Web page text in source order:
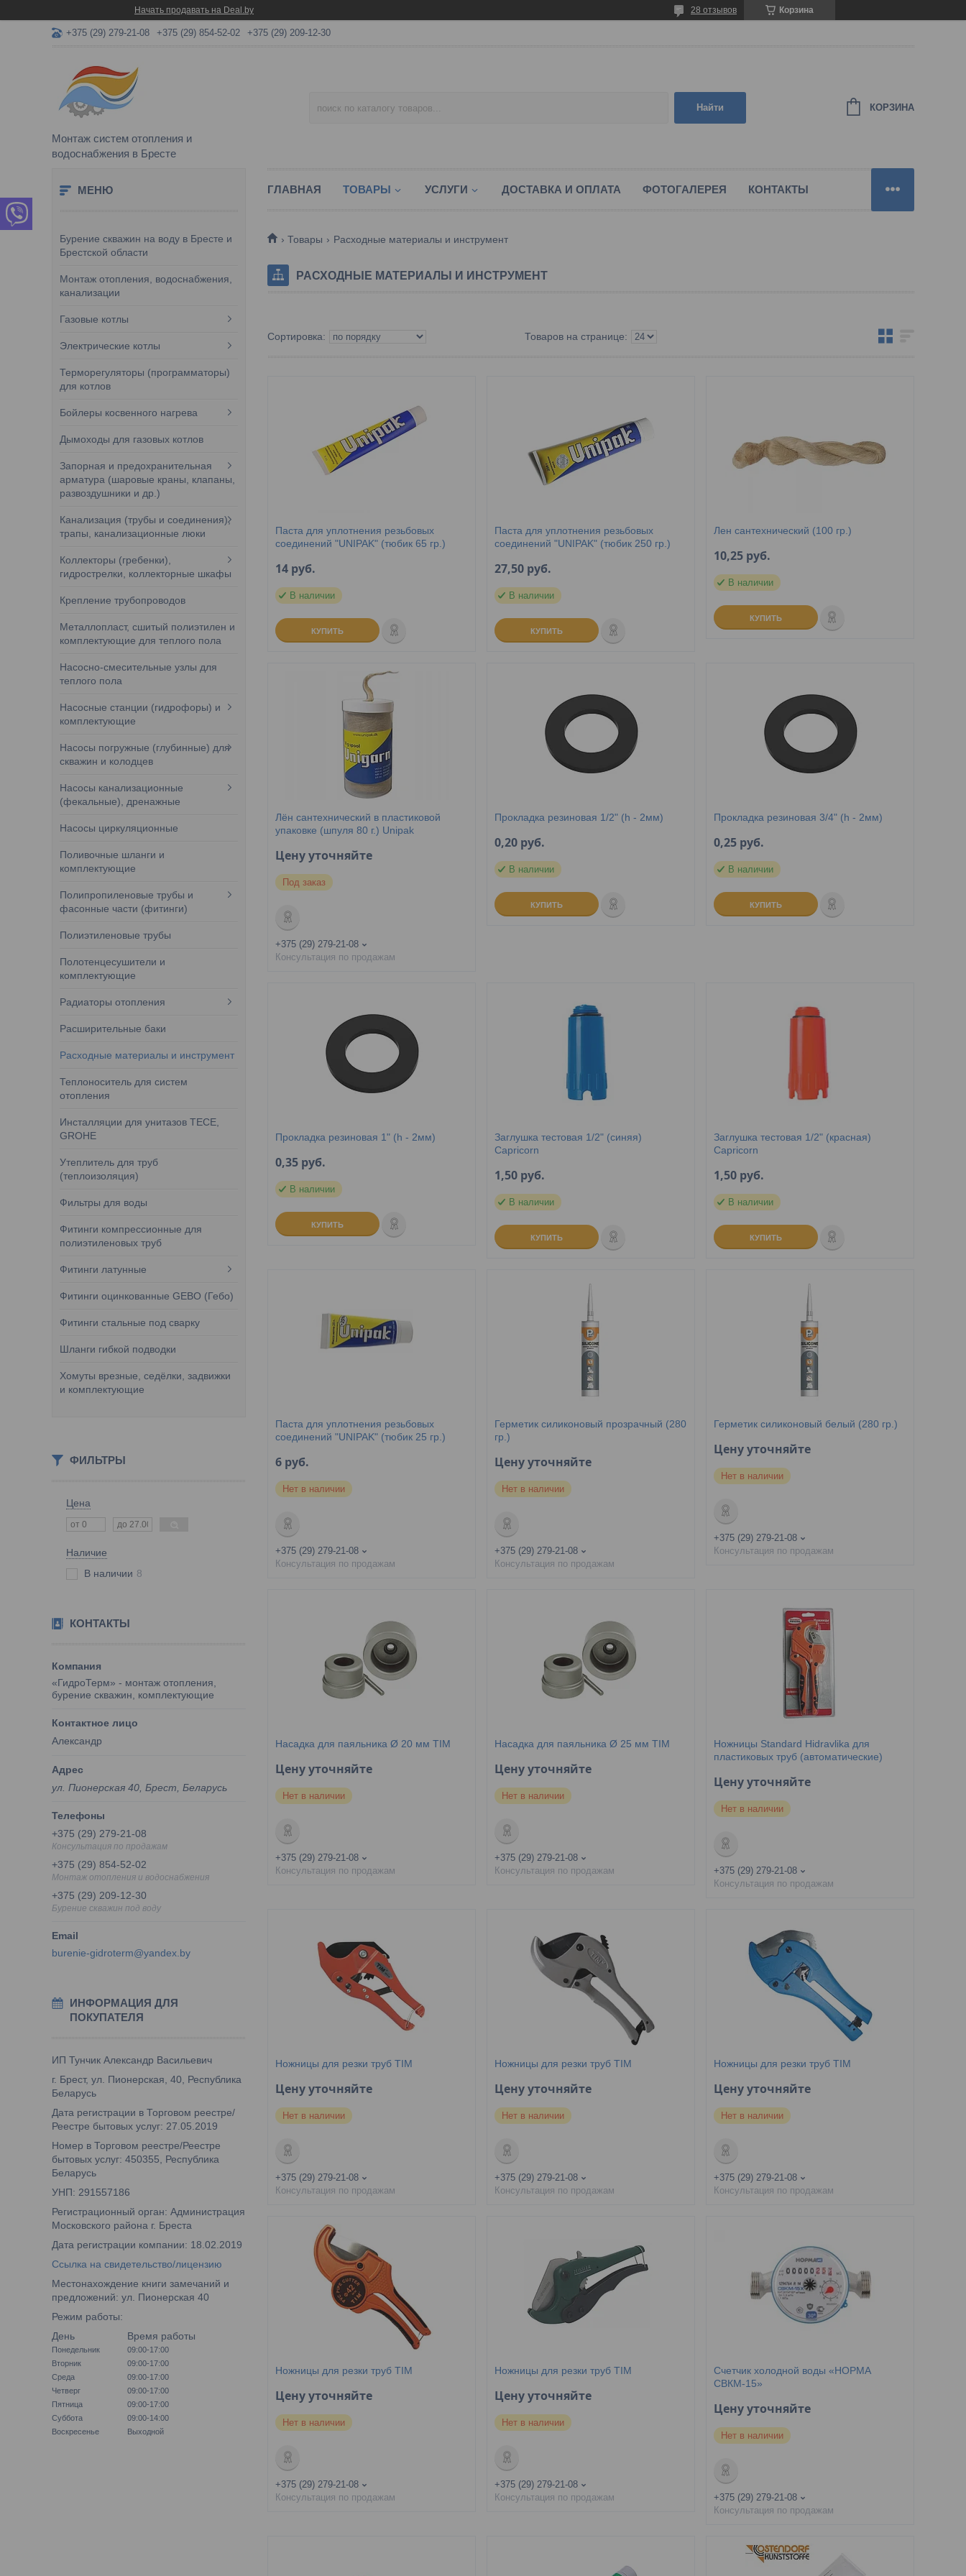
Начать продавать на Deal.by Корзина
28 отзывов
+375 (29) 279-21-08 +375 (29) 854-52-02 +375 (29) 209-12-30
Монтаж систем отопления и
водоснабжения в Бресте
Найти КОРЗИНА
Бурение скважин на воду в Бресте и
Брестской области
Монтаж отопления, водоснабжения,
канализации
Газовые котлы
Электрические котлы
Терморегуляторы (программаторы)
для котлов
Бойлеры косвенного нагрева
Дымоходы для газовых котлов
Запорная и предохранительная
арматура (шаровые краны, клапаны,
развоздушники и др.)
Канализация (трубы и соединения),
трапы, канализационные люки
Коллекторы (гребенки),
гидрострелки, коллекторные шкафы
Крепление трубопроводов
Металлопласт, сшитый полиэтилен и
комплектующие для теплого пола
Насосно-смесительные узлы для
теплого пола
Насосные станции (гидрофоры) и
комплектующие
Насосы погружные (глубинные) для
скважин и колодцев
Насосы канализационные
(фекальные), дренажные
Насосы циркуляционные
Поливочные шланги и
комплектующие
Полипропиленовые трубы и
фасонные части (фитинги)
Полиэтиленовые трубы
Полотенцесушители и
комплектующие
Радиаторы отопления
Расширительные баки
Расходные материалы и инструмент
Теплоноситель для систем
отопления
Инсталляции для унитазов TECE,
GROHE
Утеплитель для труб
(теплоизоляция)
Фильтры для воды
Фитинги компрессионные для
полиэтиленовых труб
Фитинги латунные
Фитинги оцинкованные GEBO (Гебо)
Фитинги стальные под сварку
Шланги гибкой подводки
Хомуты врезные, седёлки, задвижки
и комплектующие
ФИЛЬТРЫ
Цена
Наличие
В наличии 8
КОНТАКТЫ
«ГидроТерм» - монтаж отопления,
бурение скважин, комплектующие
Александр
ул. Пионерская 40, Брест, Беларусь
+375 (29) 279-21-08
Консультация по продажам
+375 (29) 854-52-02
Монтаж отопления и водоснабжения
+375 (29) 209-12-30
Бурение скважин под воду
burenie-gidroterm@yandex.by
ИНФОРМАЦИЯ ДЛЯ
ПОКУПАТЕЛЯ
ИП Тунчик Александр Васильевич
г. Брест, ул. Пионерская, 40, Республика
Беларусь
Дата регистрации в Торговом реестре/
Реестре бытовых услуг: 27.05.2019
Номер в Торговом реестре/Реестре
бытовых услуг: 450355, Республика
Беларусь
УНП: 291557186
Регистрационный орган: Администрация
Московского района г. Бреста
Дата регистрации компании: 18.02.2019
Ссылка на свидетельство/лицензию
Местонахождение книги замечаний и
предложений: ул. Пионерская 40
Режим работы:
День
Время работы
Понедельник
09:00-17:00
Вторник
09:00-17:00
Среда
09:00-17:00
Четверг
09:00-17:00
Пятница
09:00-17:00
Суббота
09:00-14:00
Воскресенье
Выходной
ГЛАВНАЯ ТОВАРЫ УСЛУГИ ДОСТАВКА И ОПЛАТА ФОТОГАЛЕРЕЯ КОНТАКТЫ
Товары Расходные материалы и инструмент
РАСХОДНЫЕ МАТЕРИАЛЫ И ИНСТРУМЕНТ
Паста для уплотнения резьбовых
соединений "UNIPAK" (тюбик 65 гр.)
14 руб.
В наличии
КУПИТЬ
Паста для уплотнения резьбовых
соединений "UNIPAK" (тюбик 250 гр.)
27,50 руб.
В наличии
КУПИТЬ
Лен сантехнический (100 гр.)
10,25 руб.
В наличии
КУПИТЬ
Лён сантехнический в пластиковой
упаковке (шпуля 80 г.) Unipak
Цену уточняйте
Под заказ
+375 (29) 279-21-08
Консультация по продажам
Прокладка резиновая 1/2" (h - 2мм)
0,20 руб.
В наличии
КУПИТЬ
Прокладка резиновая 3/4" (h - 2мм)
0,25 руб.
В наличии
КУПИТЬ
Прокладка резиновая 1" (h - 2мм)
0,35 руб.
В наличии
КУПИТЬ
Заглушка тестовая 1/2" (синяя)
Capricorn
1,50 руб.
В наличии
КУПИТЬ
Заглушка тестовая 1/2" (красная)
Capricorn
1,50 руб.
В наличии
КУПИТЬ
Паста для уплотнения резьбовых
соединений "UNIPAK" (тюбик 25 гр.)
6 руб.
Нет в наличии
+375 (29) 279-21-08
Консультация по продажам
Герметик силиконовый прозрачный (280
гр.)
Цену уточняйте
Нет в наличии
+375 (29) 279-21-08
Консультация по продажам
Герметик силиконовый белый (280 гр.)
Цену уточняйте
Нет в наличии
+375 (29) 279-21-08
Консультация по продажам
Насадка для паяльника Ø 20 мм TIM
Цену уточняйте
Нет в наличии
+375 (29) 279-21-08
Консультация по продажам
Насадка для паяльника Ø 25 мм TIM
Цену уточняйте
Нет в наличии
+375 (29) 279-21-08
Консультация по продажам
Ножницы Standard Hidravlika для
пластиковых труб (автоматические)
Цену уточняйте
Нет в наличии
+375 (29) 279-21-08
Консультация по продажам
Ножницы для резки труб TIM
Цену уточняйте
Нет в наличии
+375 (29) 279-21-08
Консультация по продажам
Ножницы для резки труб TIM
Цену уточняйте
Нет в наличии
+375 (29) 279-21-08
Консультация по продажам
Ножницы для резки труб TIM
Цену уточняйте
Нет в наличии
+375 (29) 279-21-08
Консультация по продажам
Ножницы для резки труб TIM
Цену уточняйте
Нет в наличии
+375 (29) 279-21-08
Консультация по продажам
Ножницы для резки труб TIM
Цену уточняйте
Нет в наличии
+375 (29) 279-21-08
Консультация по продажам
Счетчик холодной воды «НОРМА
СВКМ-15»
Цену уточняйте
Нет в наличии
+375 (29) 279-21-08
Консультация по продажам